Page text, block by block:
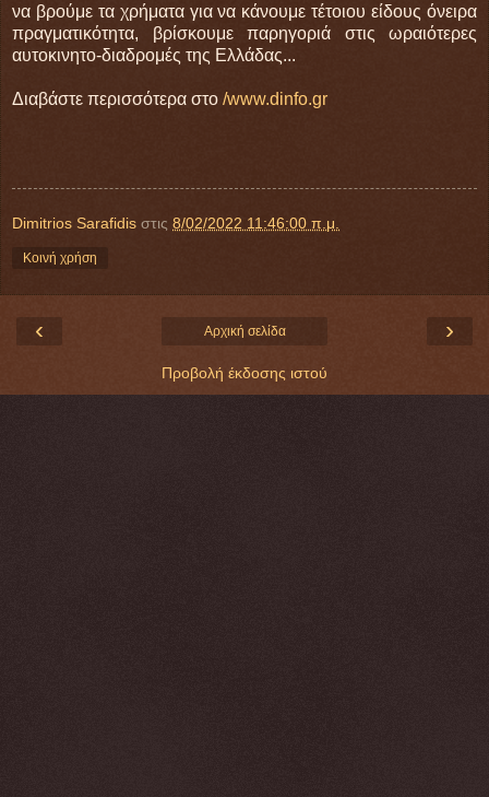
να βρούμε τα χρήματα για να κάνουμε τέτοιου είδους όνειρα
πραγματικότητα, βρίσκουμε παρηγοριά στις ωραιότερες
αυτοκινητο-διαδρομές της Ελλάδας...
Διαβάστε περισσότερα στο /www.dinfo.gr
Dimitrios Sarafidis στις 8/02/2022 11:46:00 π.μ.
Κοινή χρήση
‹ ›
Αρχική σελίδα
Προβολή έκδοσης ιστού